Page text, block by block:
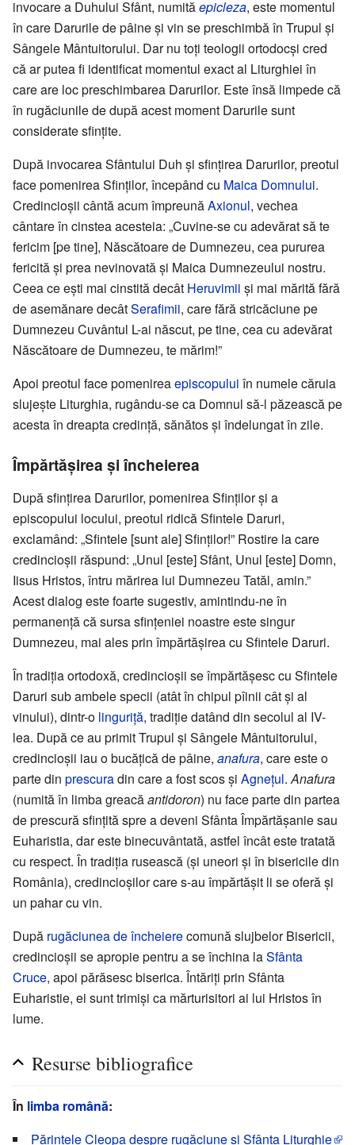
invocare a Duhului Sfânt, numităepicleza, este momentul
în care Darurile de pâine și vin se preschimbă în Trupul și
Sângele Mântuitorului. Dar nu toți teologii ortodocși cred
că ar putea fi identificat momentul exact al Liturghiei în
care are loc preschimbarea Darurilor. Este însă limpede că
în rugăciunile de după acest moment Darurile sunt
considerate sfințite.
După invocarea Sfântului Duh și sfințirea Darurilor, preotul
face pomenirea Sfinților, începând cu Maica Domnului.
Credincioșii cântă acum împreunăAxionul, vechea
cântare în cinstea acesteia: „Cuvine-se cu adevărat să te
fericim [pe tine], Născătoare de Dumnezeu, cea pururea
fericită și prea nevinovată și Maica Dumnezeului nostru.
Ceea ce ești mai cinstită decât Heruvimii și mai mărită fără
de asemănare decâtSerafimii, care fără stricăciune pe
Dumnezeu Cuvântul L-ai născut, pe tine, cea cu adevărat
Născătoare de Dumnezeu, te mărim!”
Apoi preotul face pomenireaepiscopului în numele căruia
slujește Liturghia, rugându-se ca Domnul să-l păzească pe
acesta în dreapta credință, sănătos și îndelungat în zile.
Împărtășirea și încheierea
După sfințirea Darurilor, pomenirea Sfinților și a
episcopului locului, preotul ridică Sfintele Daruri,
exclamând: „Sfintele [sunt ale] Sfinților!” Rostire la care
credincioșii răspund: „Unul [este] Sfânt, Unul [este] Domn,
Iisus Hristos, întru mărirea lui Dumnezeu Tatăl, amin.”
Acest dialog este foarte sugestiv, amintindu-ne în
permanență că sursa sfințeniei noastre este singur
Dumnezeu, mai ales prin împărtășirea cu Sfintele Daruri.
În tradiția ortodoxă, credincioșii se împărtășesc cu Sfintele
Daruri sub ambele specii (atât în chipul pîinii cât și al
vinului), dintr-o linguriță, tradiție datând din secolul al IV-
lea. După ce au primit Trupul și Sângele Mântuitorului,
credincioșii iau o bucățică de pâine, anafura, care este o
parte din prescuradin care a fost scos și Agnețul. Anafura
(numită în limba greacăantidoron) nu face parte din partea
de prescură sfințită spre a deveni Sfânta Împărtășanie sau
Euharistia, dar este binecuvântată, astfel încât este tratată
cu respect. În tradiția rusească (și uneori și în bisericile din
România), credincioșilor care s-au împărtășit li se oferă și
un pahar cu vin.
După rugăciunea de încheierecomună slujbelor Bisericii,
credincioșii se apropie pentru a se închina laSfânta
Cruce, apoi părăsesc biserica. Întăriți prin Sfânta
Euharistie, ei sunt trimiși ca mărturisitori ai lui Hristos în
lume.
Resurse bibliografice
În limba română:
Părintele Cleopa despre rugăciune și Sfânta Liturghie